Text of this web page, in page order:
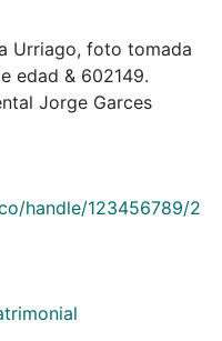
Urriago, foto tomada
edad & 602149.
Jorge Garces
handle/123456789/2